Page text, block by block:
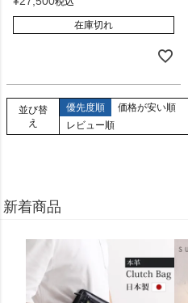
在庫切れ
並び替
え
優先度順 価格が安い順
レビュー順
新着商品